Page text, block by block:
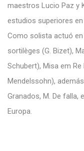
maestros Lucio Paz y
estudios superiores en
Como solista actuó en
sortilèges (G. Bizet),
Schubert), Misa em
Mendelssohn),
Granados, M. De falla,
Europa.